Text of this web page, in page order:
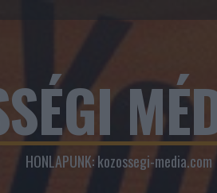
HONLAPUNK: kozossegi-media.com